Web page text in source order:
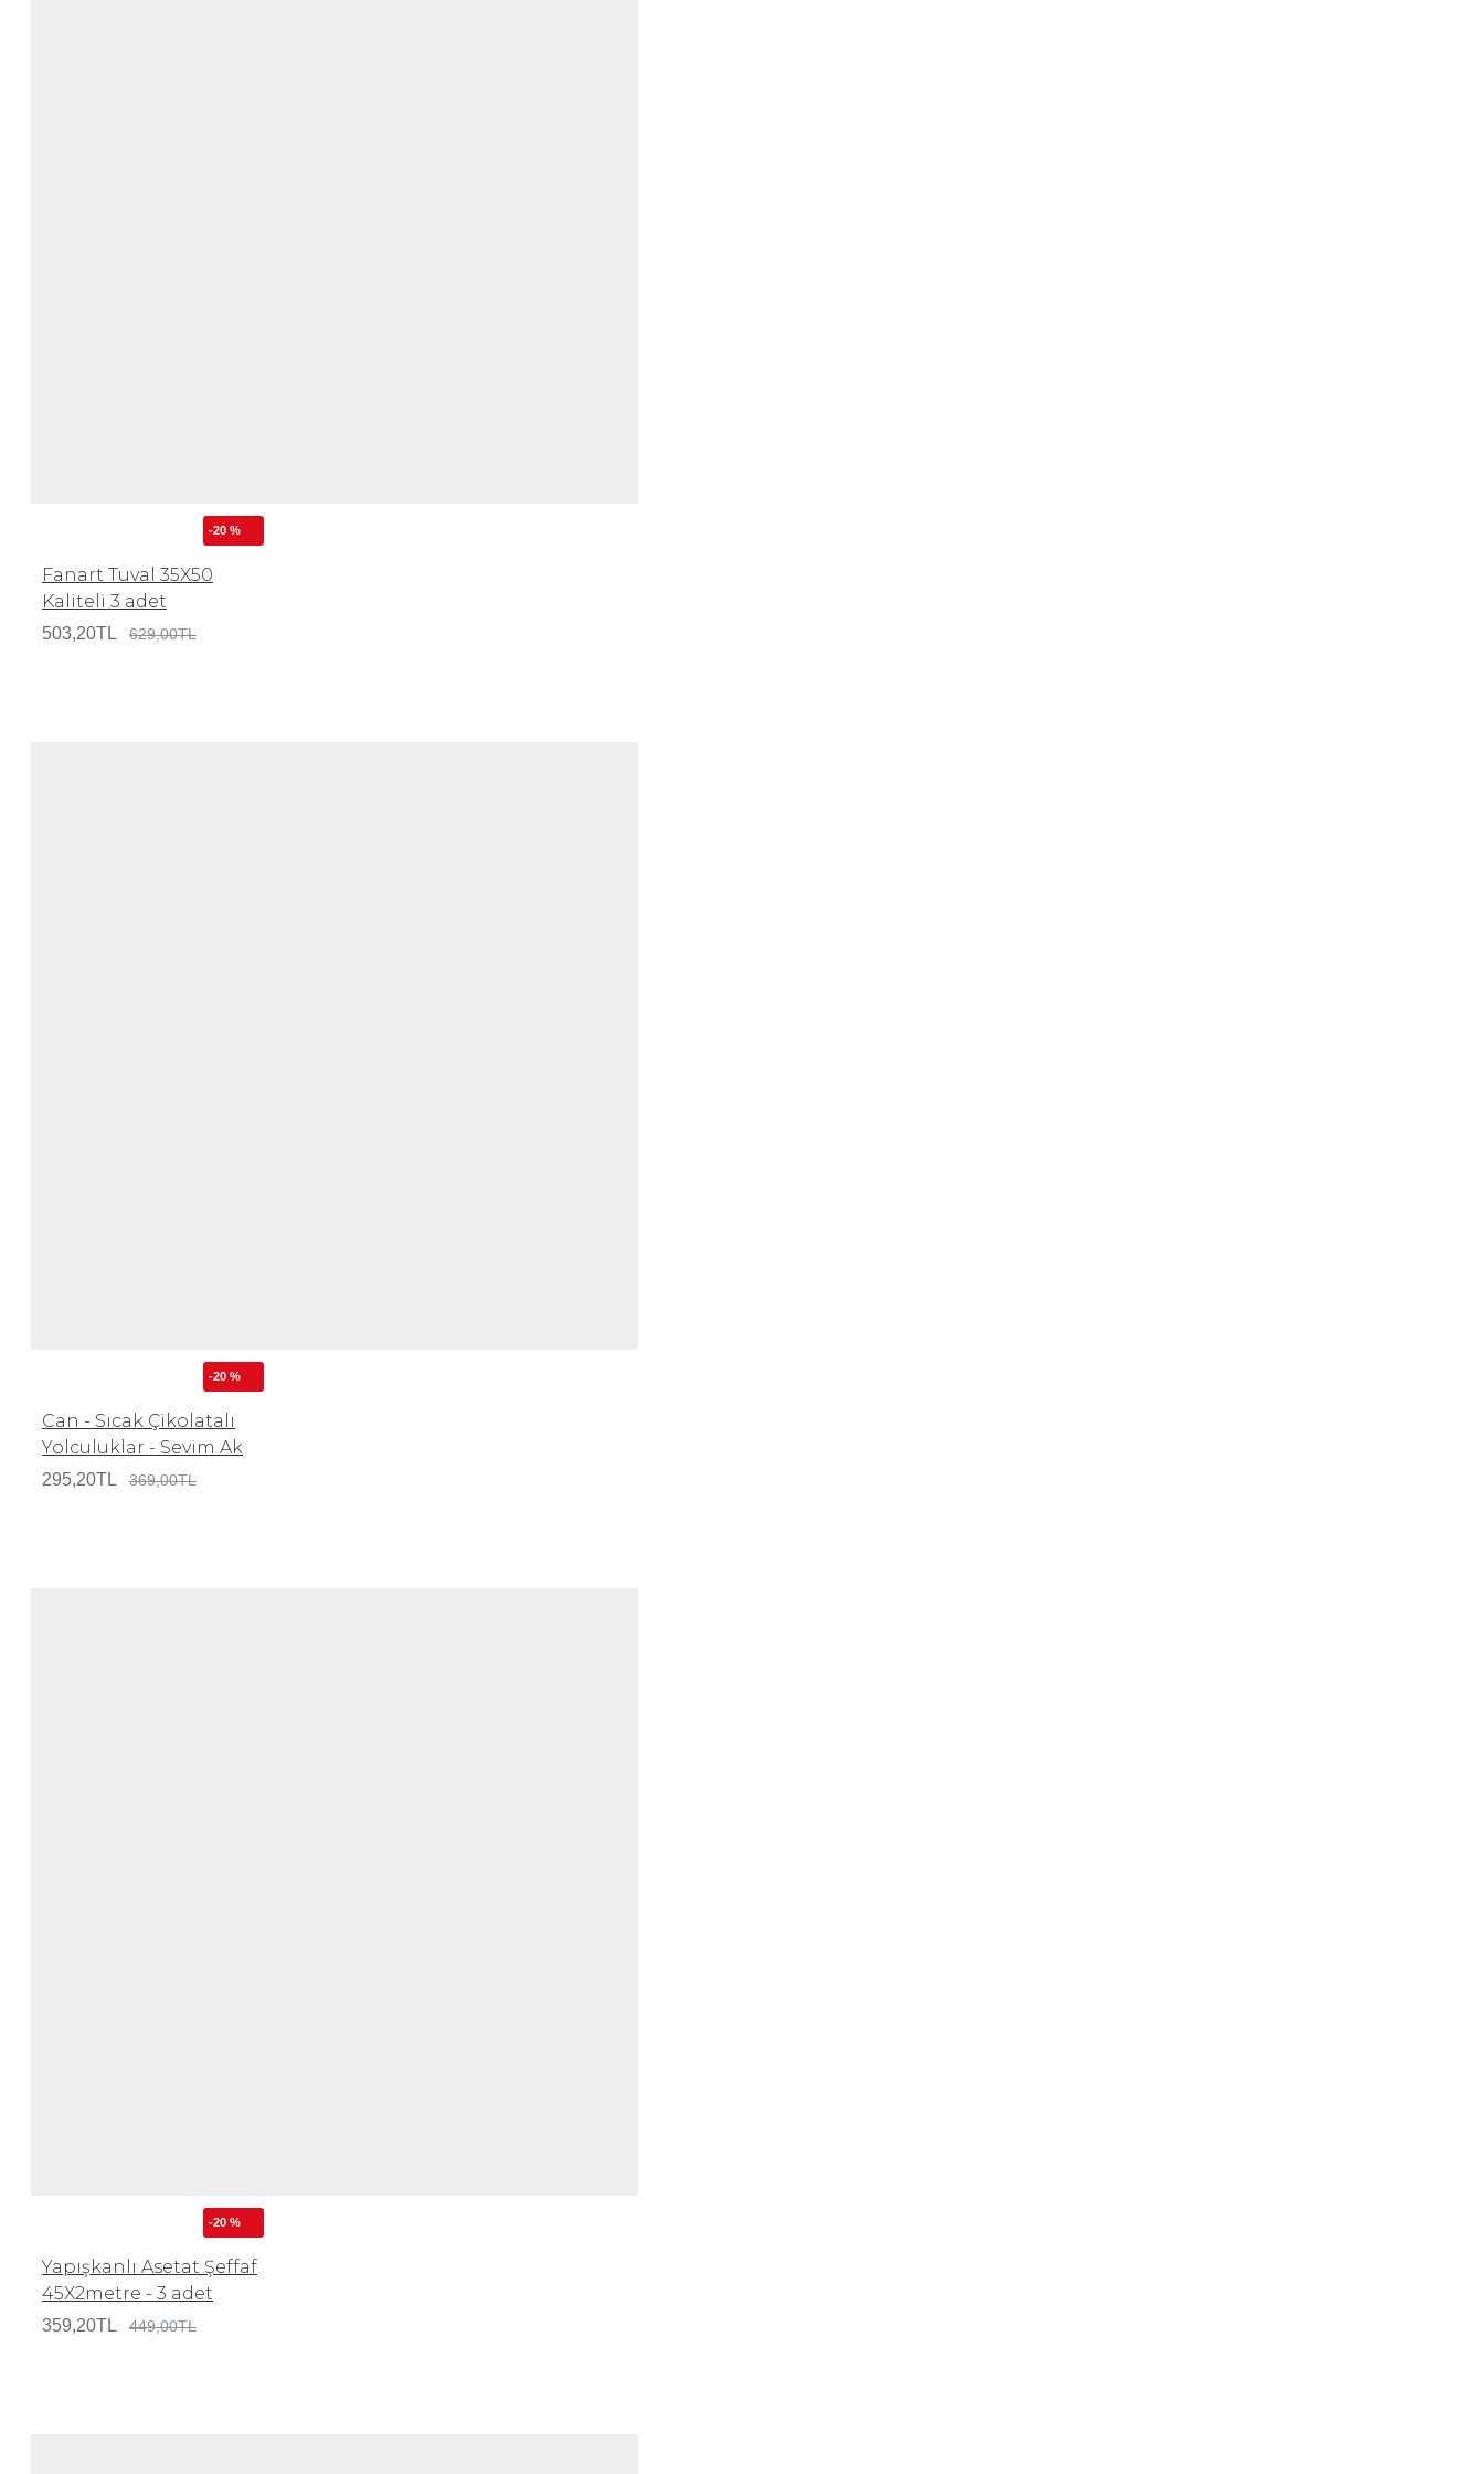
-20 %
Fanart Tuval 35X50
Kaliteli 3 adet
503,20TL 629,00TL
-20 %
Can - Sıcak Çikolatalı
Yolculuklar - Sevim Ak
295,20TL 369,00TL
-20 %
Yapışkanlı Asetat Şeffaf
45X2metre - 3 adet
359,20TL 449,00TL